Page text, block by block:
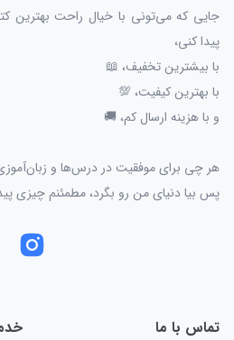
جایی که می‌تونی با خیال راحت بهترین
پیدا کنی،
با بیشترین تخفیف، 📖
با بهترین کیفیت، 💯
و با هزینه ارسال کم، 🚚
هر چی برای موفقیت در درس‌ها و
پس بیا دنیای من رو بگرد، مطمئنم چیزی
تماس با ما